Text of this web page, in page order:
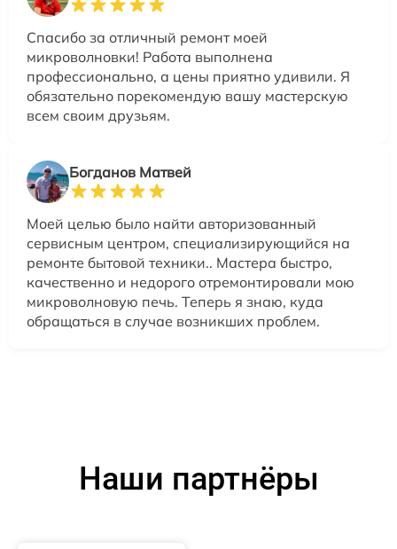
Спасибо за отличный ремонт моей
микроволновки! Работа выполнена
профессионально, а цены приятно удивили. Я
обязательно порекомендую вашу мастерскую
всем своим друзьям.
Богданов Матвей
Моей целью было найти авторизованный
сервисным центром, специализирующийся на
ремонте бытовой техники.. Мастера быстро,
качественно и недорого отремонтировали мою
микроволновую печь. Теперь я знаю, куда
обращаться в случае возникших проблем.
Наши партнёры